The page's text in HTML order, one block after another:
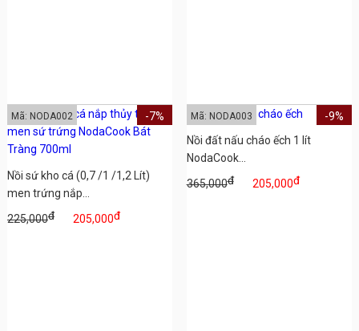
Nồi sứ kho cá (0,7 /1 /1,2 Lít)
men trứng nắp...
225,000đ 205,000đ
-7%
Mã: NODA002
Nồi đất nấu cháo ếch 1 lít
NodaCook...
365,000đ 205,000đ
-9%
Mã: NODA003